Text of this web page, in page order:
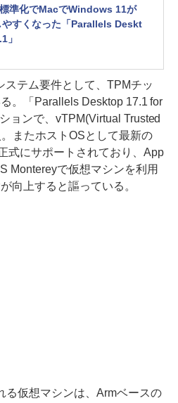
準化でMacでWindows 11が
やすくなった「Parallels Deskt
」
テム要件として、TPMチッ
。「Parallels Desktop 17.1 for
ョンで、vTPM(Virtual Trusted
またホストOSとして最新の
式にサポートされており、App
Montereyで仮想マシンを利用
向上すると謳っている。
仮想マシンは、Armベースの